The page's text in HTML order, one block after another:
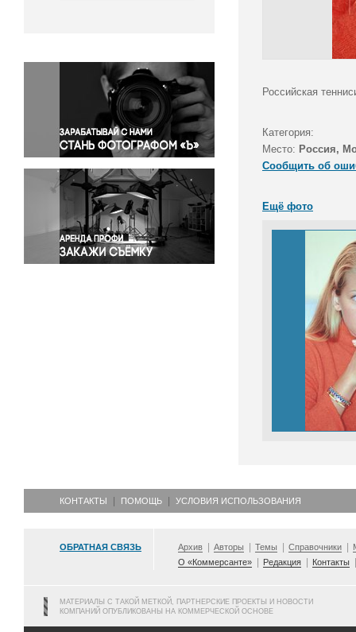
Окружающая среда
Политика
Правосудие
Происшествия и конфликты
Религия
Светская жизнь
Спорт
Экология
Экономика и бизнес
Российская
Категория:
Место: Россия,
Сообщить об
Ещё фото
КОНТАКТЫ ПОМОЩЬ УСЛОВИЯ ИСПОЛЬЗОВАНИЯ
ОБРАТНАЯ СВЯЗЬ Архив Авторы Темы Справочники
О «Коммерсанте»
Редакция Контакты
МАТЕРИАЛЫ С ТАКОЙ МЕТКОЙ, ПАРТНЕРСКИЕ ПРОЕКТЫ И НОВОСТИ
КОМПАНИЙ ОПУБЛИКОВАНЫ НА КОММЕРЧЕСКОЙ ОСНОВЕ